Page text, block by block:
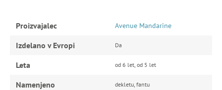
Proizvajalec Avenue Mandarine
Izdelano v Evropi Da
Leta od 6 let, od 5 let
Namenjeno dekletu, fantu